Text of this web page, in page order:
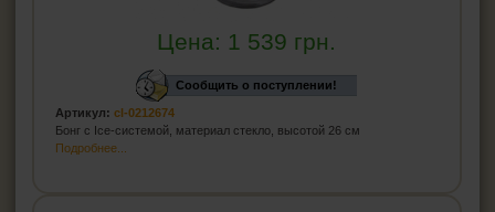
Цена: 1 539 грн.
Сообщить о поступлении!
Артикул: cl-0212674
Бонг с Ice-системой, материал стекло, высотой 26 см
Подробнее...